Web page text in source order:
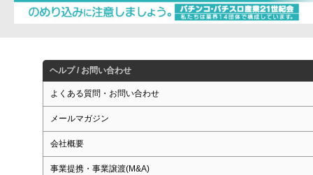
ヘルプ / お問い合わせ
よくある質問・お問い合わせ
メールマガジン
会社概要
事業提携・事業譲渡(M&A)